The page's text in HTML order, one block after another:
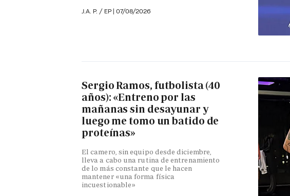
J.A. P. / EP | 07/08/2026
Sergio Ramos, futbolista (40
años): «Entreno por las
mañanas sin desayunar y
luego me tomo un batido de
proteínas»
El camero, sin equipo desde diciembre,
lleva a cabo una rutina de entrenamiento
de lo más constante que le hacen
mantener «una forma física
incuestionable»